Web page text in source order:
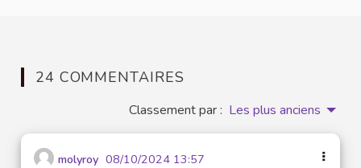
24 COMMENTAIRES
Classement par : Les plus anciens
molyroy 08/10/2024 13:57